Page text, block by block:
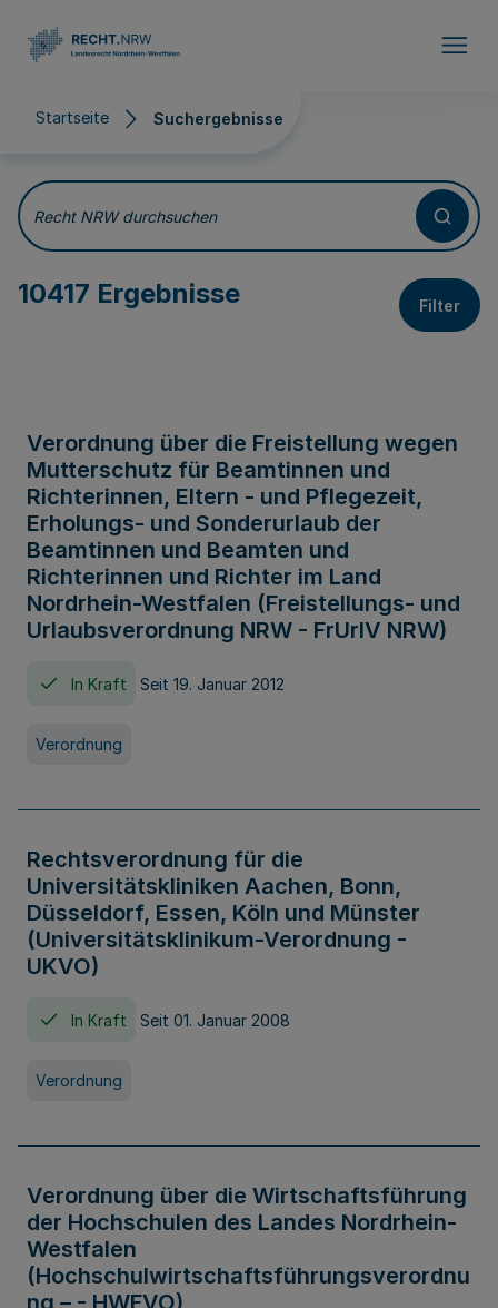
Startseite Suchergebnisse
Suchergebnisse
Recht NRW durchsuchen
10417 Ergebnisse Filter
Verordnung über die Freistellung wegen
Mutterschutz für Beamtinnen und
Richterinnen, Eltern - und Pflegezeit,
Erholungs- und Sonderurlaub der
Beamtinnen und Beamten und
Richterinnen und Richter im Land
Nordrhein-Westfalen (Freistellungs- und
Urlaubsverordnung NRW - FrUrlV NRW)
In Kraft Seit 19. Januar 2012
Verordnung
Rechtsverordnung für die
Universitätskliniken Aachen, Bonn,
Düsseldorf, Essen, Köln und Münster
(Universitätsklinikum-Verordnung -
UKVO)
In Kraft Seit 01. Januar 2008
Verordnung
Verordnung über die Wirtschaftsführung
der Hochschulen des Landes Nordrhein-
Westfalen
(Hochschulwirtschaftsführungsverordnu
ng – - HWFVO)